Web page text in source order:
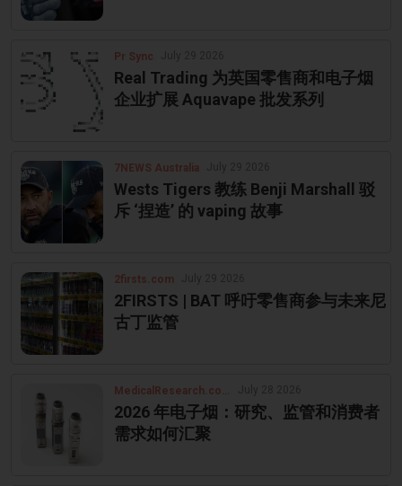
Pr Sync
Real Trading 为英国零售商和电子烟
企业扩展 Aquavape 批发系列
7NEWS Australia
Wests Tigers 教练 Benji Marshall 驳
斥 ‘捏造’ 的 vaping 故事
2firsts.com
2FIRSTS | BAT 呼吁零售商参与未来尼
古丁监管
MedicalResearch.com
2026 年电子烟：研究、监管和消费者
需求如何汇聚